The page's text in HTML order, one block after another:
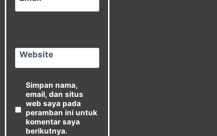
Website
Simpan nama,
email, dan situs
web saya pada
peramban ini untuk
komentar saya
berikutnya.